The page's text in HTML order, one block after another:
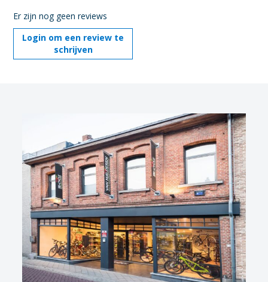
Er zijn nog geen reviews
Login om een review te
schrijven